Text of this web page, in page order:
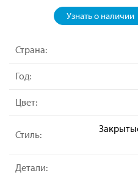
Узнать о наличии
Страна:
Год:
Цвет:
Стиль:
Детали: